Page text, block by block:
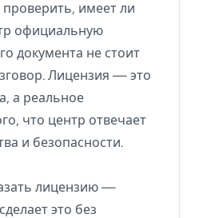
имеет ли
официальную
документа не стоит
Лицензия — это
а реальное
что центр отвечает
и безопасности.
лицензию —
это без